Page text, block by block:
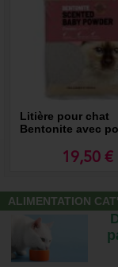
Litière pour chat
Bentonite avec
agglomérant19,50 €
ALIMENTATION